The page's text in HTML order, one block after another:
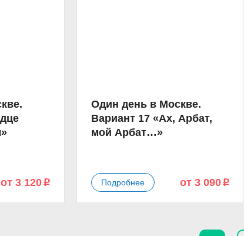
от 3 120 p
Один день в Москве.
Вариант 17 «Ах, Арбат,
мой Арбат…»
Подробнее от 3 090 p